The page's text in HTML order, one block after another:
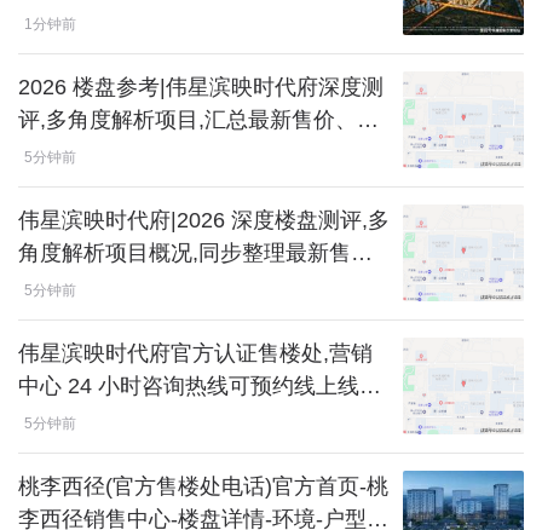
户型明细以及项目交房交付相关节点信
息
1分钟前
2026 楼盘参考|伟星滨映时代府深度测
评,多角度解析项目,汇总最新售价、户
型明细与交房交付节点相关参考内容
5分钟前
伟星滨映时代府|2026 深度楼盘测评,多
角度解析项目概况,同步整理最新售
价、户型明细以及交房交付节点参考信
息
5分钟前
伟星滨映时代府官方认证售楼处,营销
中心 24 小时咨询热线可预约线上线下
看房,2026 全面楼盘深度测评,实时速递
项目最新售价
5分钟前
桃李西径(官方售楼处电话)官方首页-桃
李西径销售中心-楼盘详情-环境-户型-